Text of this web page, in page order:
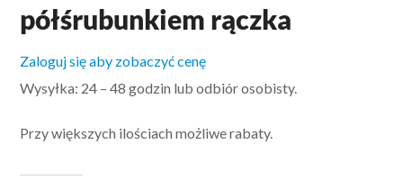
półśrubunkiem rączka
Zaloguj się aby zobaczyć cenę
Wysyłka: 24 – 48 godzin lub odbiór osobisty.
Przy większych ilościach możliwe rabaty.